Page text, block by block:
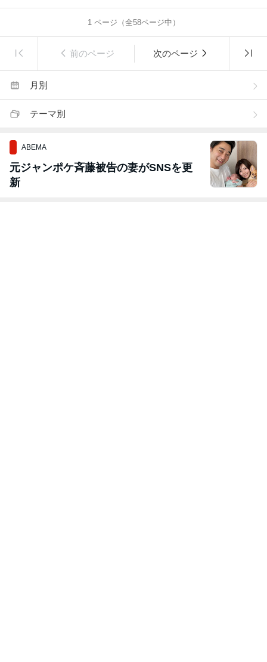
1ページ（全58ページ中）
前のページ 次のページ
月別
テーマ別
ABEMA
元ジャンポケ斉藤被告の妻がSNSを更
新